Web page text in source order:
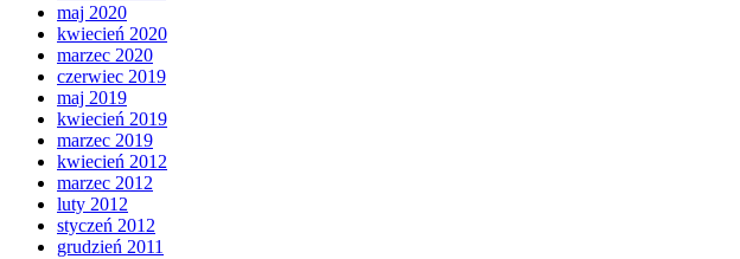
maj 2020
kwiecień 2020
marzec 2020
czerwiec 2019
maj 2019
kwiecień 2019
marzec 2019
kwiecień 2012
marzec 2012
luty 2012
styczeń 2012
grudzień 2011